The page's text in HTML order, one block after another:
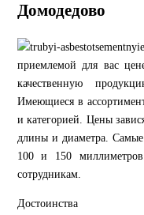
Домодедово
приемлемой для вас
качественную
Имеющиеся в
и категорией. Цены
длины и диаметра.
100 и 150
сотрудникам.
Достоинства